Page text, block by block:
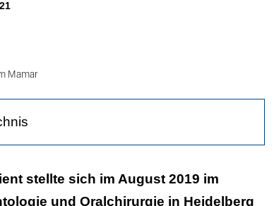
Mamar
stellte sich im August 2019 im
und Oralchirurgie in Heidelberg